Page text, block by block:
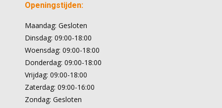
Openingstijden:
Maandag: Gesloten
Dinsdag: 09:00-18:00
Woensdag: 09:00-18:00
Donderdag: 09:00-18:00
Vrijdag: 09:00-18:00
Zaterdag: 09:00-16:00
Zondag: Gesloten